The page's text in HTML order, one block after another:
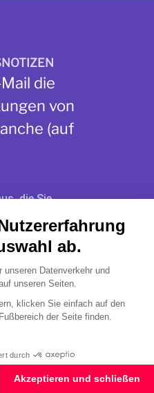
die
von
(auf
die Sie
den Alcimed-